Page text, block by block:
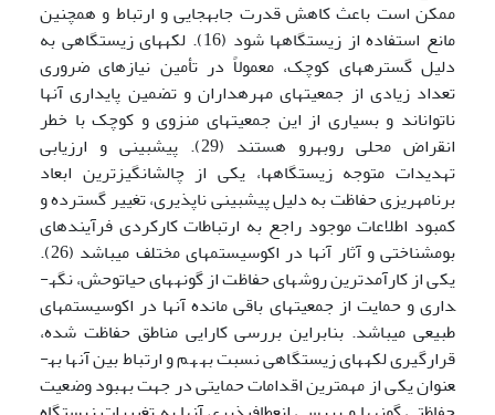
ممکن است باعث کاهش قدرت جابه­جایی و ارتباط و همچنین
مانع استفاده از زیستگاه­ها شود (16). لکه­های زیستگاهی به
دلیل گستره­های کوچک، معمولاً در تأمین نیازهای ضروری
تعداد زیادی از جمعیت­های مهره­داران و تضمین پایداری آن­ها
ناتوان­اند و بسیاری از این جمعیت­های منزوی و کوچک با خطر
انقراض محلی روبه­رو هستند (29). پیش­بینی و ارزیابی
تهدیدات متوجه زیستگاه­ها، یکی از چالش­انگیزترین ابعاد
برنامه­ریزی حفاظت به دلیل پیش­بینی ناپذیری، تغییر گسترده و
کمبود اطلاعات موجود راجع به ارتباطات کارکردی فرآیندهای
بوم­شناختی و آثار آن­ها در اکوسیستم­های مختلف می­باشد (26).
یکی از کارآمدترین روش­های حفاظت از گونه­های حیات­وحش، نگه­
داری و حمایت از جمعیت­های باقی مانده آن­ها در اکوسیستم­های
طبیعی می­باشد. بنابراین بررسی کارایی مناطق حفاظت شده،
قرارگیری لکه­های زیستگاهی نسبت به­هم و ارتباط بین آن­ها به­
عنوان یکی از مهم­ترین اقدامات حمایتی در جهت بهبود وضعیت